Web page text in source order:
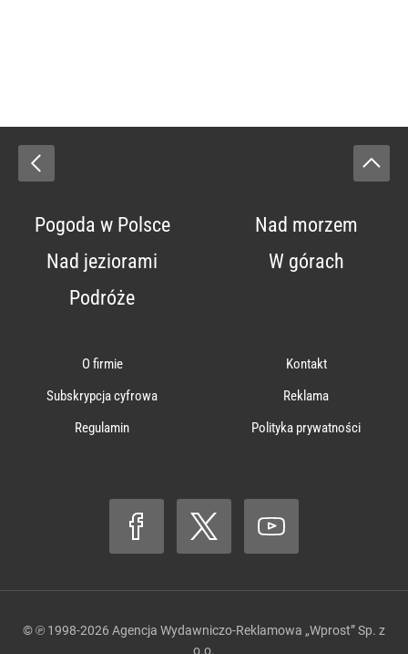
Pogoda w Polsce
Nad morzem
Nad jeziorami
W górach
Podróże
O firmie
Kontakt
Subskrypcja cyfrowa
Reklama
Regulamin
Polityka prywatności
© ℗ 1998-2026 Agencja Wydawniczo-Reklamowa „Wprost” Sp. z
o.o.